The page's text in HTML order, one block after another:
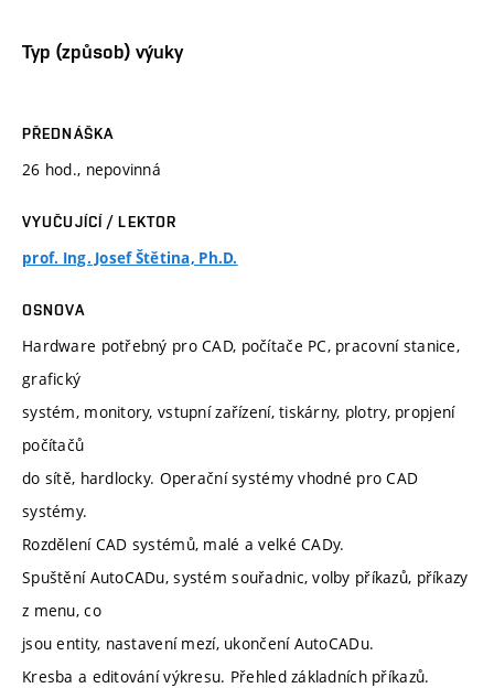
Typ (způsob) výuky
PŘEDNÁŠKA
26 hod., nepovinná
VYUČUJÍCÍ / LEKTOR
prof. Ing. Josef Štětina, Ph.D.
OSNOVA
Hardware potřebný pro CAD, počítače PC, pracovní stanice,
grafický
systém, monitory, vstupní zařízení, tiskárny, plotry, propjení
počítačů
do sítě, hardlocky. Operační systémy vhodné pro CAD
systémy.
Rozdělení CAD systémů, malé a velké CADy.
Spuštění AutoCADu, systém souřadnic, volby příkazů, příkazy
z menu, co
jsou entity, nastavení mezí, ukončení AutoCADu.
Kresba a editování výkresu. Přehled základních příkazů.